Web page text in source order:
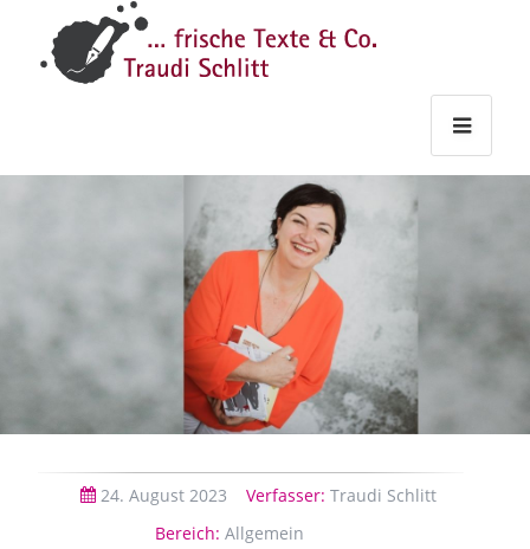
Texte
24. August 2023 Verfasser: Traudi Schlitt
Bereich: Allgemein